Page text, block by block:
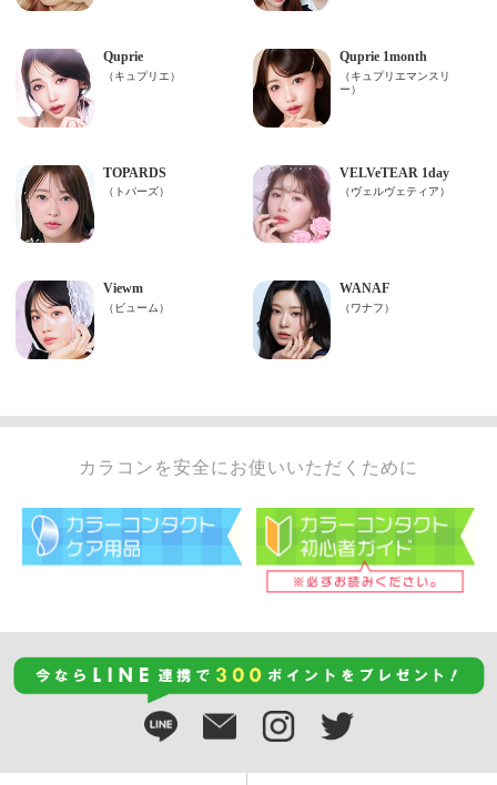
カラコンを安全にお使いいただくために